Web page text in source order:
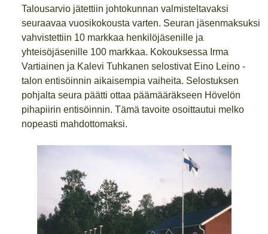
Talousarvio jätettiin johtokunnan valmisteltavaksi
seuraavaa vuosikokousta varten. Seuran jäsenmaksuksi
vahvistettiin 10 markkaa henkilöjäsenille ja
yhteisöjäsenille 100 markkaa. Kokouksessa Irma
Vartiainen ja Kalevi Tuhkanen selostivat Eino Leino -
talon entisöinnin aikaisempia vaiheita. Selostuksen
pohjalta seura päätti ottaa päämääräkseen Hövelön
pihapiirin entisöinnin. Tämä tavoite osoittautui melko
nopeasti mahdottomaksi.